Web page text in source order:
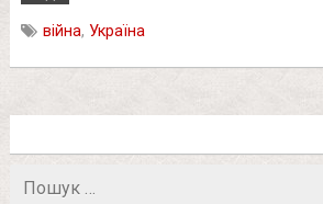
війна, Україна